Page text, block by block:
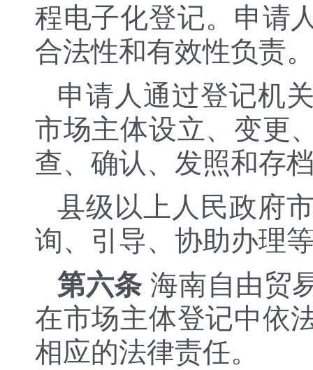
程电子化登记。申请
合法性和有效性负责
申请人通过登记机
市场主体设立、变更
查、确认、发照和存
县级以上人民政府
询、引导、协助办理
第六条海南自由贸
在市场主体登记中依
相应的法律责任。